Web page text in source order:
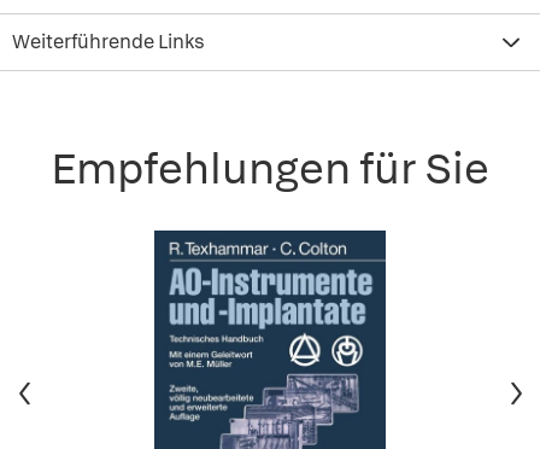
Weiterführende Links
Empfehlungen für Sie